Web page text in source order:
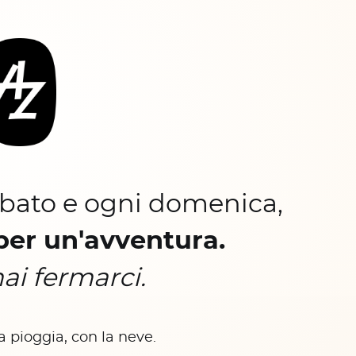
e ogni domenica,
un'avventura.
fermarci.
pioggia, con la neve.